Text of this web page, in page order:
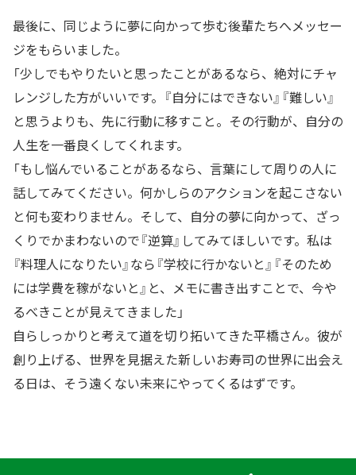
最後に、同じように夢に向かって歩む後輩たちへメッセー
ジをもらいました。
「少しでもやりたいと思ったことがあるなら、絶対にチャ
レンジした方がいいです。『自分にはできない』『難しい』
と思うよりも、先に行動に移すこと。その行動が、自分の
人生を一番良くしてくれます。
「もし悩んでいることがあるなら、言葉にして周りの人に
話してみてください。何かしらのアクションを起こさない
と何も変わりません。そして、自分の夢に向かって、ざっ
くりでかまわないので『逆算』してみてほしいです。私は
『料理人になりたい』なら『学校に行かないと』『そのため
には学費を稼がないと』と、メモに書き出すことで、今や
るべきことが見えてきました」
自らしっかりと考えて道を切り拓いてきた平橋さん。彼が
創り上げる、世界を見据えた新しいお寿司の世界に出会え
る日は、そう遠くない未来にやってくるはずです。